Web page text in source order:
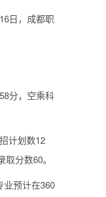
日，成都职
分，空乘科
计划数12
分数60。
业预计在360